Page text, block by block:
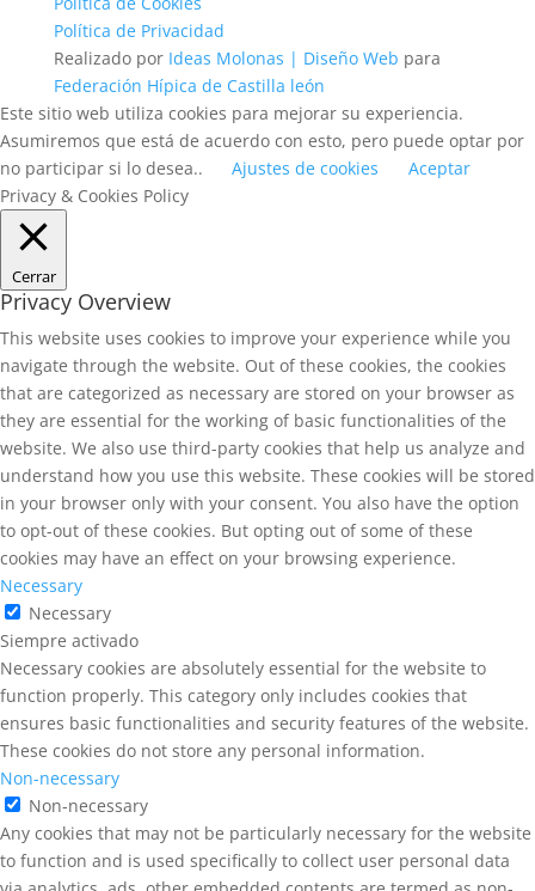
Política de Privacidad
Realizado por Ideas Molonas | Diseño Web para
Federación Hípica de Castilla león
Este sitio web utiliza cookies para mejorar su experiencia.
Asumiremos que está de acuerdo con esto, pero puede optar por
no participar si lo desea..
Ajustes de cookies
Aceptar
Privacy & Cookies Policy
Cerrar
Privacy Overview
This website uses cookies to improve your experience while you
navigate through the website. Out of these cookies, the cookies
that are categorized as necessary are stored on your browser as
they are essential for the working of basic functionalities of the
website. We also use third-party cookies that help us analyze and
understand how you use this website. These cookies will be stored
in your browser only with your consent. You also have the option
to opt-out of these cookies. But opting out of some of these
cookies may have an effect on your browsing experience.
Necessary
Necessary
Siempre activado
Necessary cookies are absolutely essential for the website to
function properly. This category only includes cookies that
ensures basic functionalities and security features of the website.
These cookies do not store any personal information.
Non-necessary
Non-necessary
Any cookies that may not be particularly necessary for the website
to function and is used specifically to collect user personal data